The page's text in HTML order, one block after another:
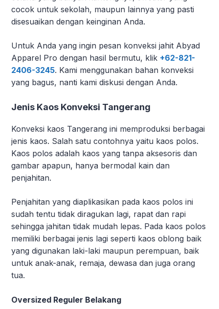
cocok untuk sekolah, maupun lainnya yang pasti
disesuaikan dengan keinginan Anda.
Untuk Anda yang ingin pesan konveksi jahit Abyad
Apparel Pro dengan hasil bermutu, klik +62-821-
2406-3245. Kami menggunakan bahan konveksi
yang bagus, nanti kami diskusi dengan Anda.
Jenis Kaos Konveksi Tangerang
Konveksi kaos Tangerang ini memproduksi berbagai
jenis kaos. Salah satu contohnya yaitu kaos polos.
Kaos polos adalah kaos yang tanpa aksesoris dan
gambar apapun, hanya bermodal kain dan
penjahitan.
Penjahitan yang diaplikasikan pada kaos polos ini
sudah tentu tidak diragukan lagi, rapat dan rapi
sehingga jahitan tidak mudah lepas. Pada kaos polos
memiliki berbagai jenis lagi seperti kaos oblong baik
yang digunakan laki-laki maupun perempuan, baik
untuk anak-anak, remaja, dewasa dan juga orang
tua.
Oversized Reguler Belakang